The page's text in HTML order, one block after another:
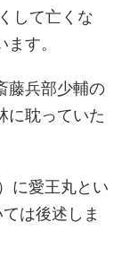
して亡くな
す。
藤兵部少輔の
に耽っていた
に愛王丸とい
は後述しま